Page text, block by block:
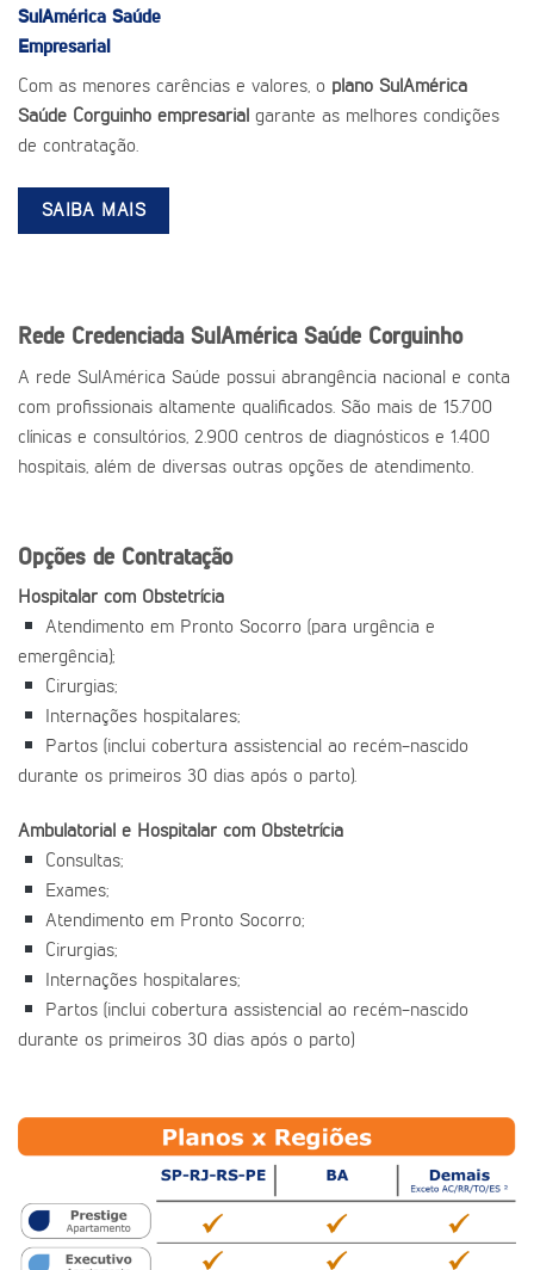
SulAmérica Saúde
Empresarial
Com as menores carências e valores, o plano SulAmérica
Saúde Corguinho empresarial garante as melhores condições
de contratação.
SAIBA MAIS
Rede Credenciada SulAmérica Saúde Corguinho
A rede SulAmérica Saúde possui abrangência nacional e conta
com profissionais altamente qualificados. São mais de 15.700
clínicas e consultórios, 2.900 centros de diagnósticos e 1.400
hospitais, além de diversas outras opções de atendimento.
Opções de Contratação
Hospitalar com Obstetrícia
Atendimento em Pronto Socorro (para urgência e
emergência);
Cirurgias;
Internações hospitalares;
Partos (inclui cobertura assistencial ao recém-nascido
durante os primeiros 30 dias após o parto).
Ambulatorial e Hospitalar com Obstetrícia
Consultas;
Exames;
Atendimento em Pronto Socorro;
Cirurgias;
Internações hospitalares;
Partos (inclui cobertura assistencial ao recém-nascido
durante os primeiros 30 dias após o parto)